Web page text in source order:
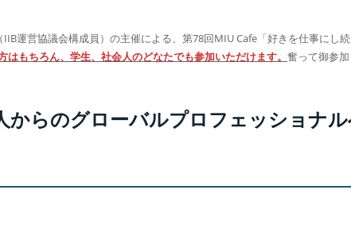
運営協議会構成員）の主催による、第78回MIU Cafe「好きを仕事にし
はもちろん、学生、社会人のどなたでも参加いただけます。 奮って御参加
らのグローバルプロフェッショナ